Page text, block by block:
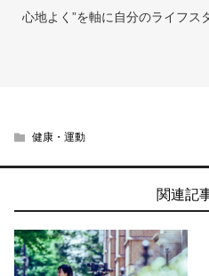
心地よく”を軸に自分のライフス
健康・運動
関連記